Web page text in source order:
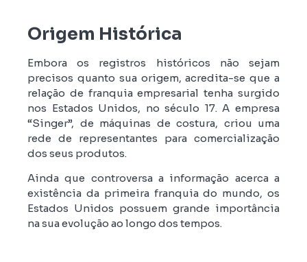
Origem Histórica
Embora os registros históricos não sejam
precisos quanto sua origem, acredita-se que a
relação de franquia empresarial tenha surgido
nos Estados Unidos, no século 17. A empresa
“Singer”, de máquinas de costura, criou uma
rede de representantes para comercialização
dos seus produtos.
Ainda que controversa a informação acerca a
existência da primeira franquia do mundo, os
Estados Unidos possuem grande importância
na sua evolução ao longo dos tempos.